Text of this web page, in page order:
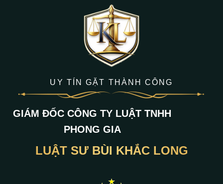
UY TÍN GẶT THÀNH CÔNG
GIÁM ĐỐC CÔNG TY LUẬT TNHH
PHONG GIA
LUẬT SƯ BÙI KHẮC LONG